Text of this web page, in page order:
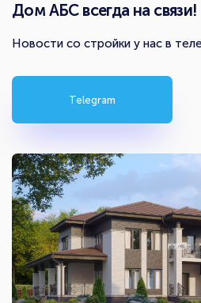
Дом АБС всегда на связи!
Новости со стройки у нас в
Telegram